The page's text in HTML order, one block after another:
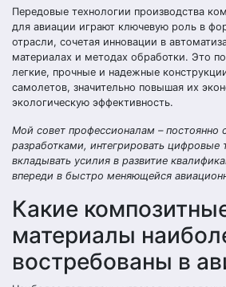
Передовые технологии производства
для авиации играют ключевую роль в
отрасли, сочетая инновации в
материалах и методах обработки. Это
легкие, прочные и надежные
самолетов, значительно повышая их
экологическую эффективность.
Мой совет профессионалам – постоянно
разработками, интегрировать цифровые
вкладывать усилия в развитие
впереди в быстро меняющейся
Какие
материалы
востребованы в